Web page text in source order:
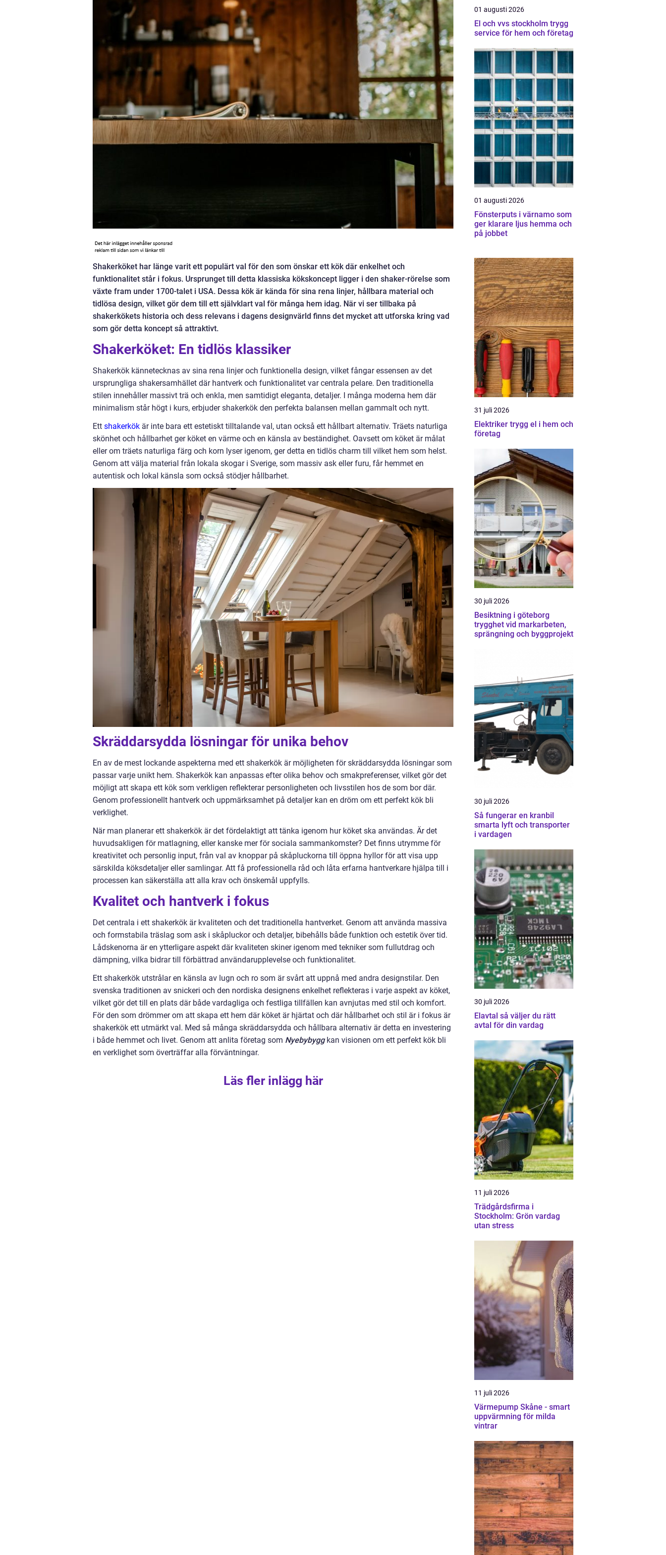
Shakerköket har länge varit ett populärt val för den som önskar ett kök där enkelhet och
funktionalitet står i fokus. Ursprunget till detta klassiska kökskoncept ligger i den shaker-rörelse som
växte fram under 1700-talet i USA. Dessa kök är kända för sina rena linjer, hållbara material och
tidlösa design, vilket gör dem till ett självklart val för många hem idag. När vi ser tillbaka på
shakerkökets historia och dess relevans i dagens designvärld finns det mycket att utforska kring vad
som gör detta koncept så attraktivt.
Shakerköket: En tidlös klassiker
Shakerkök kännetecknas av sina rena linjer och funktionella design, vilket fångar essensen av det
ursprungliga shakersamhället där hantverk och funktionalitet var centrala pelare. Den traditionella
stilen innehåller massivt trä och enkla, men samtidigt eleganta, detaljer. I många moderna hem där
minimalism står högt i kurs, erbjuder shakerkök den perfekta balansen mellan gammalt och nytt.
Ett shakerkök är inte bara ett estetiskt tilltalande val, utan också ett hållbart alternativ. Träets naturliga
skönhet och hållbarhet ger köket en värme och en känsla av beständighet. Oavsett om köket är målat
eller om träets naturliga färg och korn lyser igenom, ger detta en tidlös charm till vilket hem som helst.
Genom att välja material från lokala skogar i Sverige, som massiv ask eller furu, får hemmet en
autentisk och lokal känsla som också stödjer hållbarhet.
Skräddarsydda lösningar för unika behov
En av de mest lockande aspekterna med ett shakerkök är möjligheten för skräddarsydda lösningar som
passar varje unikt hem. Shakerkök kan anpassas efter olika behov och smakpreferenser, vilket gör det
möjligt att skapa ett kök som verkligen reflekterar personligheten och livsstilen hos de som bor där.
Genom professionellt hantverk och uppmärksamhet på detaljer kan en dröm om ett perfekt kök bli
verklighet.
När man planerar ett shakerkök är det fördelaktigt att tänka igenom hur köket ska användas. Är det
huvudsakligen för matlagning, eller kanske mer för sociala sammankomster? Det finns utrymme för
kreativitet och personlig input, från val av knoppar på skåpluckorna till öppna hyllor för att visa upp
särskilda köksdetaljer eller samlingar. Att få professionella råd och låta erfarna hantverkare hjälpa till i
processen kan säkerställa att alla krav och önskemål uppfylls.
Kvalitet och hantverk i fokus
Det centrala i ett shakerkök är kvaliteten och det traditionella hantverket. Genom att använda massiva
och formstabila träslag som ask i skåpluckor och detaljer, bibehålls både funktion och estetik över tid.
Lådskenorna är en ytterligare aspekt där kvaliteten skiner igenom med tekniker som fullutdrag och
dämpning, vilka bidrar till förbättrad användarupplevelse och funktionalitet.
Ett shakerkök utstrålar en känsla av lugn och ro som är svårt att uppnå med andra designstilar. Den
svenska traditionen av snickeri och den nordiska designens enkelhet reflekteras i varje aspekt av köket,
vilket gör det till en plats där både vardagliga och festliga tillfällen kan avnjutas med stil och komfort.
För den som drömmer om att skapa ett hem där köket är hjärtat och där hållbarhet och stil är i fokus är
shakerkök ett utmärkt val. Med så många skräddarsydda och hållbara alternativ är detta en investering
i både hemmet och livet. Genom att anlita företag som Nyebybygg kan visionen om ett perfekt kök bli
en verklighet som överträffar alla förväntningar.
Läs fler inlägg här
01 augusti 2026
El och vvs stockholm trygg
service för hem och företag
01 augusti 2026
Fönsterputs i värnamo som
ger klarare ljus hemma och
på jobbet
31 juli 2026
Elektriker trygg el i hem och
företag
30 juli 2026
Besiktning i göteborg
trygghet vid markarbeten,
sprängning och byggprojekt
30 juli 2026
Så fungerar en kranbil
smarta lyft och transporter
i vardagen
30 juli 2026
Elavtal så väljer du rätt
avtal för din vardag
11 juli 2026
Trädgårdsfirma i
Stockholm: Grön vardag
utan stress
11 juli 2026
Värmepump Skåne - smart
uppvärmning för milda
vintrar